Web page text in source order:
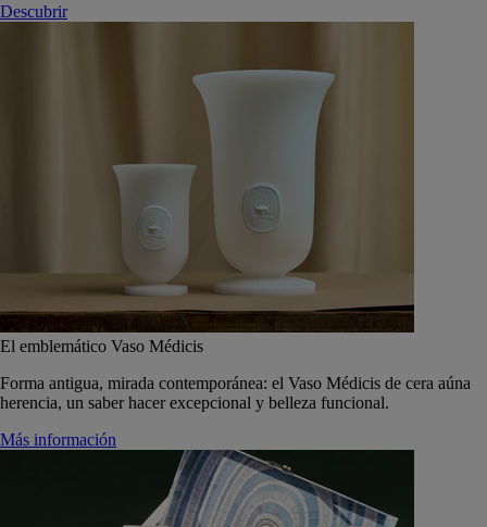
Descubrir
El emblemático Vaso Médicis
Forma antigua, mirada contemporánea: el Vaso Médicis de cera aúna
herencia, un saber hacer excepcional y belleza funcional.
Más información